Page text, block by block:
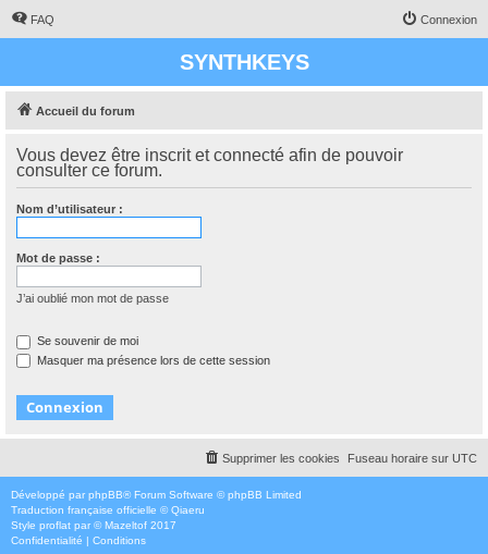
FAQ Connexion
SYNTHKEYS
Accueil du forum
Vous devez être inscrit et connecté afin de pouvoir
consulter ce forum.
Nom d’utilisateur :
Mot de passe :
J’ai oublié mon mot de passe
Se souvenir de moi
Masquer ma présence lors de cette session
Fuseau horaire sur UTC
Supprimer les cookies
Développé par phpBB® Forum Software © phpBB Limited
Traduction française officielle ©Qiaeru
Style proflat par ©Mazeltof 2017
Confidentialité | Conditions